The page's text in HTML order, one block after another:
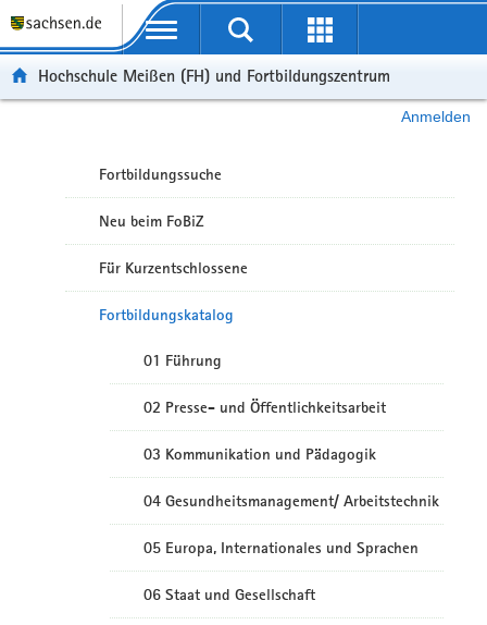
Portalübergreifende Navigation
Hochschule Meißen (FH) und Fortbildungszentrum
Anmelden
Fortbildungssuche
Neu beim FoBiZ
Für Kurzentschlossene
Fortbildungskatalog
01 Führung
02 Presse- und Öffentlichkeitsarbeit
03 Kommunikation und Pädagogik
04 Gesundheitsmanagement/ Arbeitstechnik
05 Europa, Internationales und Sprachen
06 Staat und Gesellschaft